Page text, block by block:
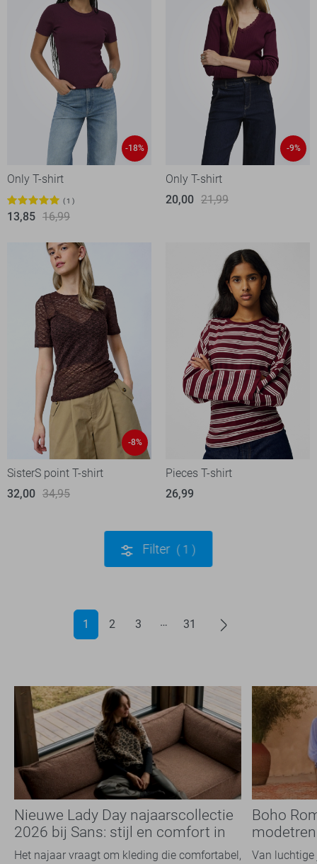
-18%
Only T-shirt
1
13,85 16,99
-9%
Only T-shirt
20,00 21,99
-8%
SisterS point T-shirt
32,00 34,95
Pieces T-shirt
26,99
Filter 1
1 2 3 31
Nieuwe Lady Day najaarscollectie
2026 bij Sans: stijl en comfort in
travelkwaliteit
Het najaar vraagt om kleding die comfortabel,
Boho
overal
Van luchtige